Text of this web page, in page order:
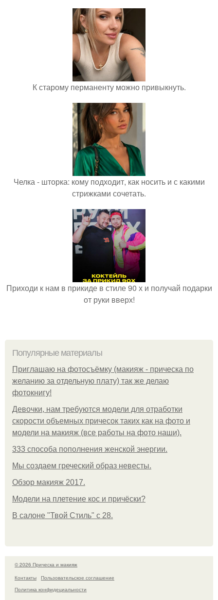
К старому перманенту можно привыкнуть.
Челка - шторка: кому подходит, как носить и с какими
стрижками сочетать.
Приходи к нам в прикиде в стиле 90 х и получай подарки
от руки вверх!
Популярные материалы
Приглашаю на фотосъёмку (макияж - прическа по
желанию за отдельную плату) так же делаю
фотокнигу!
Девочки, нам требуются модели для отработки
скорости объемных причесок таких как на фото и
модели на макияж (все работы на фото наши).
333 способа пополнения женской энергии.
Мы создаем греческий образ невесты.
Обзор макияж 2017.
Модели на плетение кос и причёски?
В салоне "Твой Стиль" с 28.
© 2026 Прическа и макияж
Контакты
Пользовательское соглашение
Политика конфидециальности